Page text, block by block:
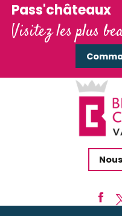
Pass'châteaux
Visitez les plus